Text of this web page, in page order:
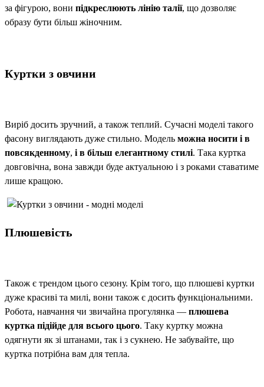
за фігурою, вони підкреслюють лінію талії, що дозволяє
образу бути більш жіночним.
Куртки з овчини
Виріб досить зручний, а також теплий. Сучасні моделі такого
фасону виглядають дуже стильно. Модель можна носити і в
повсякденному, і в більш елегантному стилі. Така куртка
довговічна, вона завжди буде актуальною і з роками ставатиме
лише кращою.
Плюшевість
Також є трендом цього сезону. Крім того, що плюшеві куртки
дуже красиві та милі, вони також є досить функціональними.
Робота, навчання чи звичайна прогулянка — плюшева
куртка підійде для всього цього. Таку куртку можна
одягнути як зі штанами, так і з сукнею. Не забувайте, що
куртка потрібна вам для тепла.